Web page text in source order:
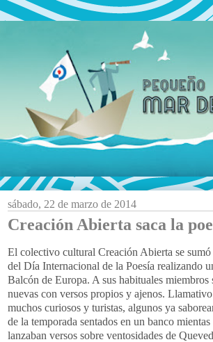
sábado, 22 de marzo de 2014
Creación Abierta saca la
El colectivo cultural Creación Abierta se
del Día Internacional de la Poesía realizando
Balcón de Europa. A sus habituales miembros
nuevas con versos propios y ajenos.
muchos curiosos y turistas, algunos ya
de la temporada sentados en un banco
lanzaban versos sobre ventosidades de